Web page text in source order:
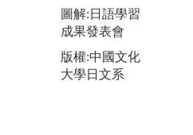
圖解:日語學習
成果發表會
版權:中國文化
大學日文系